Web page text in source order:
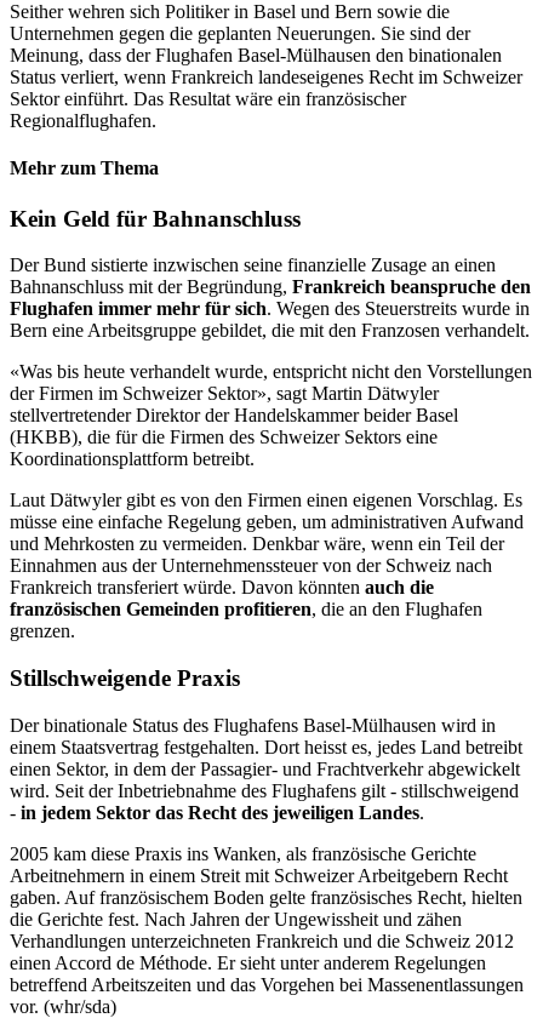
Seither wehren sich Politiker in Basel und Bern sowie die
Unternehmen gegen die geplanten Neuerungen. Sie sind der
Meinung, dass der Flughafen Basel-Mülhausen den binationalen
Status verliert, wenn Frankreich landeseigenes Recht im Schweizer
Sektor einführt. Das Resultat wäre ein französischer
Regionalflughafen.
Mehr zum Thema
Kein Geld für Bahnanschluss
Der Bund sistierte inzwischen seine finanzielle Zusage an einen
Bahnanschluss mit der Begründung, Frankreich beanspruche den
Flughafen immer mehr für sich. Wegen des Steuerstreits wurde in
Bern eine Arbeitsgruppe gebildet, die mit den Franzosen verhandelt.
«Was bis heute verhandelt wurde, entspricht nicht den Vorstellungen
der Firmen im Schweizer Sektor», sagt Martin Dätwyler
stellvertretender Direktor der Handelskammer beider Basel
(HKBB), die für die Firmen des Schweizer Sektors eine
Koordinationsplattform betreibt.
Laut Dätwyler gibt es von den Firmen einen eigenen Vorschlag. Es
müsse eine einfache Regelung geben, um administrativen Aufwand
und Mehrkosten zu vermeiden. Denkbar wäre, wenn ein Teil der
Einnahmen aus der Unternehmenssteuer von der Schweiz nach
Frankreich transferiert würde. Davon könnten auch die
französischen Gemeinden profitieren, die an den Flughafen
grenzen.
Stillschweigende Praxis
Der binationale Status des Flughafens Basel-Mülhausen wird in
einem Staatsvertrag festgehalten. Dort heisst es, jedes Land betreibt
einen Sektor, in dem der Passagier- und Frachtverkehr abgewickelt
wird. Seit der Inbetriebnahme des Flughafens gilt - stillschweigend
- in jedem Sektor das Recht des jeweiligen Landes.
2005 kam diese Praxis ins Wanken, als französische Gerichte
Arbeitnehmern in einem Streit mit Schweizer Arbeitgebern Recht
gaben. Auf französischem Boden gelte französisches Recht, hielten
die Gerichte fest. Nach Jahren der Ungewissheit und zähen
Verhandlungen unterzeichneten Frankreich und die Schweiz 2012
einen Accord de Méthode. Er sieht unter anderem Regelungen
betreffend Arbeitszeiten und das Vorgehen bei Massenentlassungen
vor. (whr/sda)